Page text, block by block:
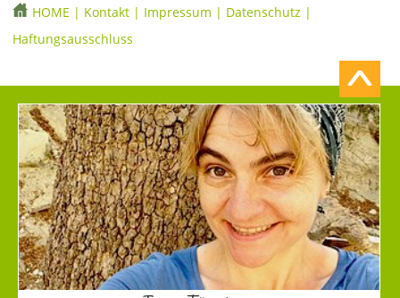
HOME | Kontakt | Impressum | Datenschutz |
Haftungsausschluss